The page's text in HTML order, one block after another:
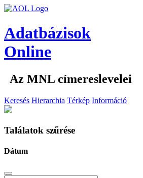
Adatbázisok
Online
Az MNL címereslevelei
Keresés Hierarchia Térkép Információ
Találatok szűrése
Dátum